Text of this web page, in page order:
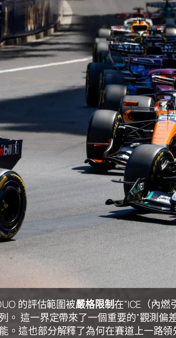
的評估範圍被嚴格限制在”ICE（內
。 這一界定帶來了一個重要的”觀測
。這也部分解釋了為何在賽道上一路領